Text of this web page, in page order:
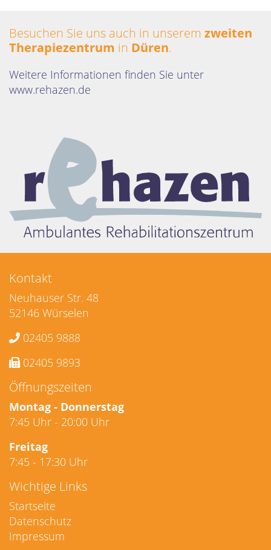
Besuchen Sie uns auch in unserem zweiten
Therapiezentrum in Düren.
Weitere Informationen finden Sie unter
www.rehazen.de
Kontakt
Neuhauser Str. 48
52146 Würselen
02405 9888
02405 9893
Öffnungszeiten
Montag - Donnerstag
7:45 Uhr - 20:00 Uhr
Freitag
7:45 - 17:30 Uhr
Wichtige Links
Startseite
Datenschutz
Impressum